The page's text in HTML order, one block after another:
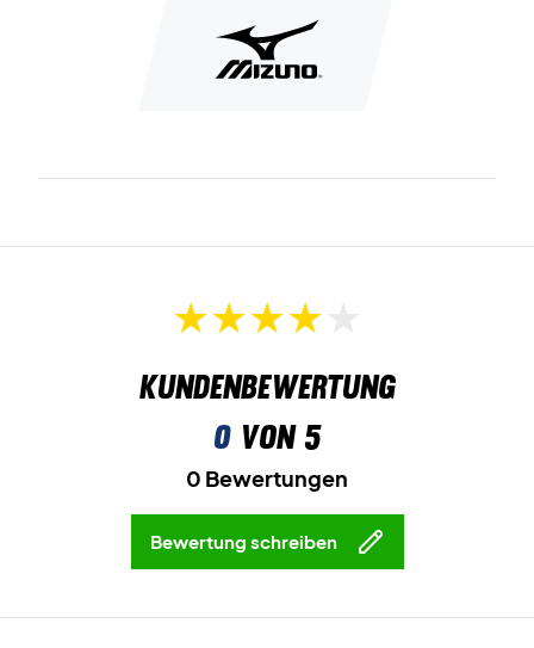
XG Rubberdas Material, das für die Laufsohle
Bringen Sie Geschwindigkeit auf das Badmintonfeld -
Kundenbewertung
0von 5
0 Bewertungen
Bewertung schreiben